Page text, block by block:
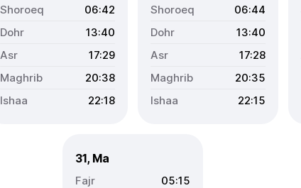
06:42
13:40
17:29
20:38
22:18
06:44
13:40
17:28
20:35
22:15
31, Ma
05:15